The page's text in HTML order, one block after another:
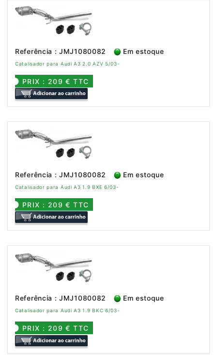
Referência : JMJ1080082 Em estoque
Catalisador para Audi A3 2.0 AZV 5/03-
PRIX : 209 € TTC
Referência : JMJ1080082 Em estoque
Catalisador para Audi A3 1.9 BXE 6/03-
PRIX : 209 € TTC
Referência : JMJ1080082 Em estoque
Catalisador para Audi A3 1.9 BKC 6/03-
PRIX : 209 € TTC